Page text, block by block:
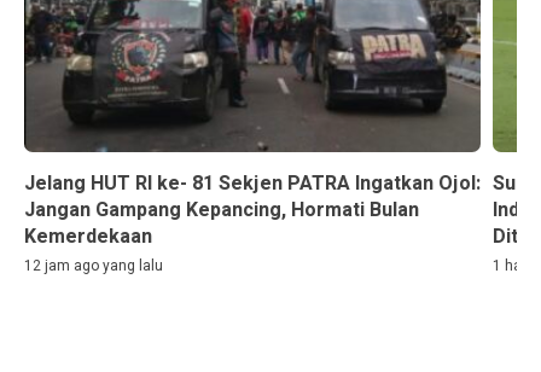
Jelang HUT RI ke- 81 Sekjen PATRA Ingatkan Ojol:
Jangan Gampang Kepancing, Hormati Bulan
Kemerdekaan
12 jam ago yang lalu 1 hari